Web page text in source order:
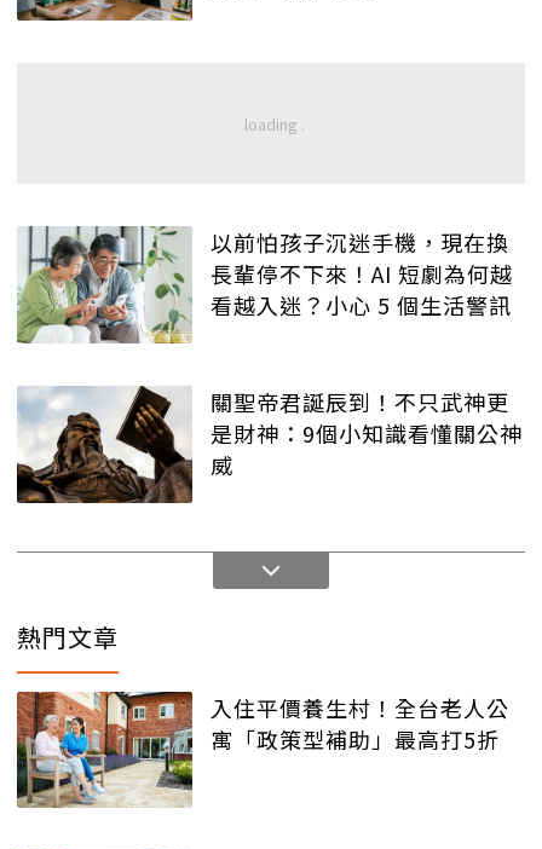
以前怕孩子沉迷手機，現在換
長輩停不下來！AI 短劇為何越
看越入迷？小心 5 個生活警訊
關聖帝君誕辰到！不只武神更
是財神：9個小知識看懂關公神
威
熱門文章
入住平價養生村！全台老人公
寓「政策型補助」最高打5折